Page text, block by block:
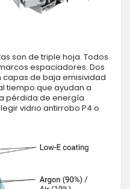
son de triple hoja. Todos
espaciadores. Dos
de baja emisividad
tiempo que ayudan a
pérdida de energía
vidrio antirrobo P4 o